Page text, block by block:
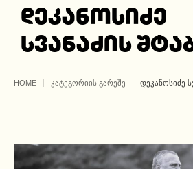
დეკანოსიძე
სვანაძის
HOME ᲙᲐᲢᲔᲒᲝᲠᲘᲘᲡ ᲒᲐᲠᲔᲨᲔ ᲓᲔᲙᲐᲜᲝᲡᲘᲫᲔ